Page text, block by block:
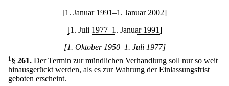
[1. Januar 1991–1. Januar 2002]
[1. Juli 1977–1. Januar 1991]
[1. Oktober 1950–1. Juli 1977]
1 § 261. Der Termin zur mündlichen Verhandlung soll nur so weit
hinausgerückt werden, als es zur Wahrung der Einlassungsfrist
geboten erscheint.